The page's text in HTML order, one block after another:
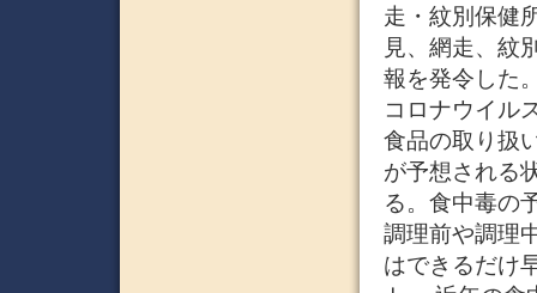
走・紋別保健
見、網走、紋
報を発令した
コロナウイル
食品の取り扱
が予想される
る。食中毒の
調理前や調理
はできるだけ